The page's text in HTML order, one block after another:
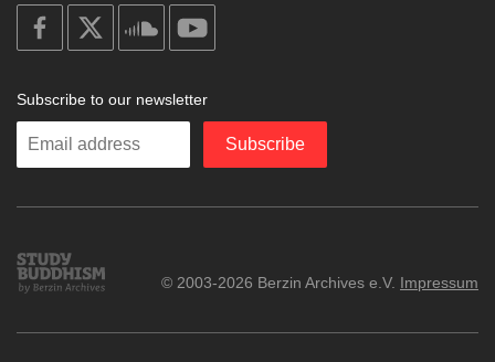
on
facebook
on
on
soundcloud
on
Subscribe to our newsletter
Enter
Subscribe
Study
Buddhism
© 2003-2026 Berzin Archives e.V. Impressum